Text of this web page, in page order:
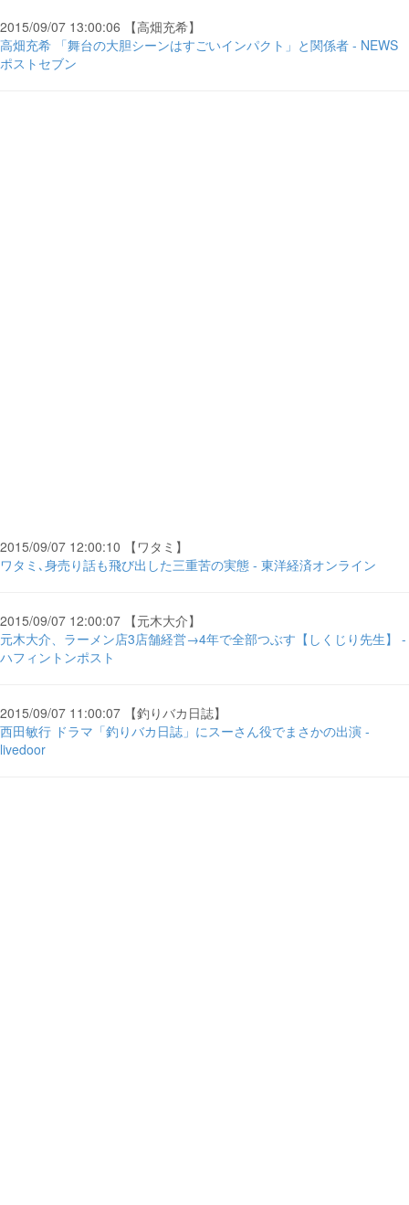
2015/09/07 13:00:06 【高畑充希】
高畑充希 「舞台の大胆シーンはすごいインパクト」と関係者 - NEWS
ポストセブン
2015/09/07 12:00:10 【ワタミ】
ワタミ､身売り話も飛び出した三重苦の実態 - 東洋経済オンライン
2015/09/07 12:00:07 【元木大介】
元木大介、ラーメン店3店舗経営→4年で全部つぶす【しくじり先生】 -
ハフィントンポスト
2015/09/07 11:00:07 【釣りバカ日誌】
西田敏行 ドラマ「釣りバカ日誌」にスーさん役でまさかの出演 -
livedoor